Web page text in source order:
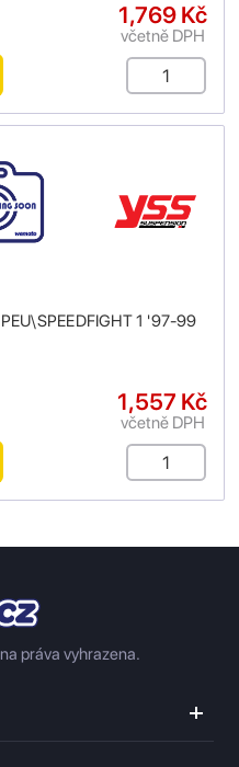
1,769 Kč
včetně DPH
1 '97-99
1,557 Kč
včetně DPH
práva vyhrazena.